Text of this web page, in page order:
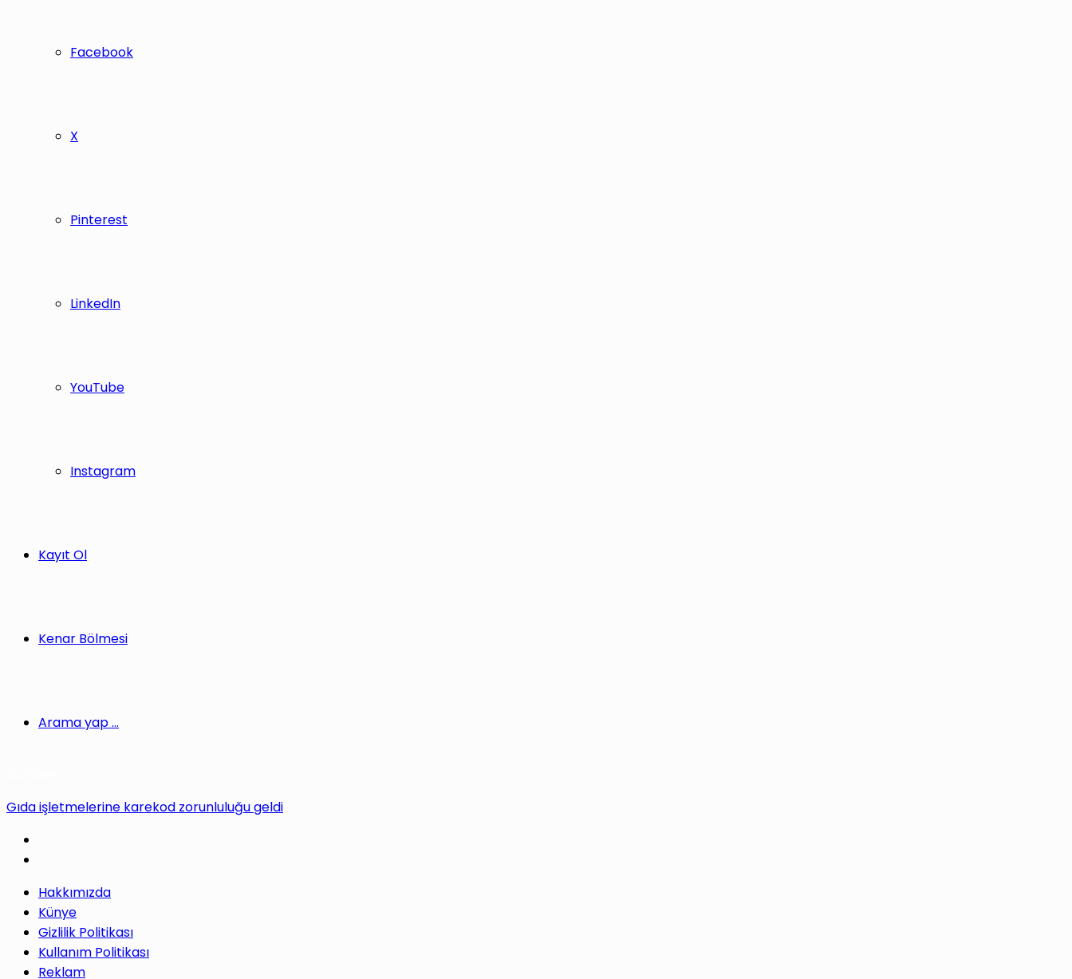
Facebook
X
Pinterest
LinkedIn
YouTube
Instagram
Kayıt Ol
Kenar Bölmesi
Arama yap ...
Gıda işletmelerine karekod zorunluluğu geldi
Hakkımızda
Künye
Gizlilik Politikası
Kullanım Politikası
Reklam